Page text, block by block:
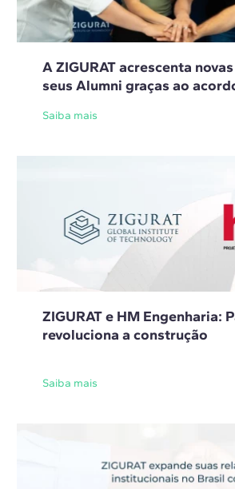
A ZIGURAT acrescenta
seus Alumni graças ao
Saiba mais
ZIGURAT e HM Engenharia:
revoluciona a construção
Saiba mais